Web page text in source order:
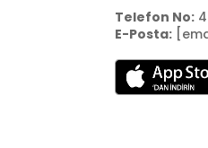
Telefon No:
E-Posta: